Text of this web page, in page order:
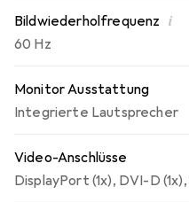
Bildwiederholfrequenz i
60 Hz
Monitor Ausstattung
Integrierte Lautsprecher
Video-Anschlüsse
DisplayPort (1x), DVI-D (1x),